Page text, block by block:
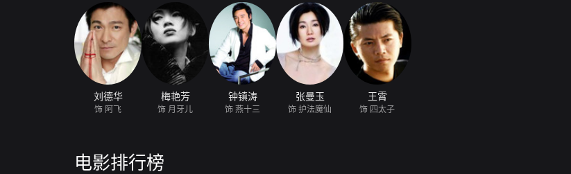
刘德华
饰 阿飞
梅艳芳
饰 月牙儿
钟镇涛
饰 燕十三
张曼玉
饰 护法魔仙
王霄
饰 四太子
电影排行榜